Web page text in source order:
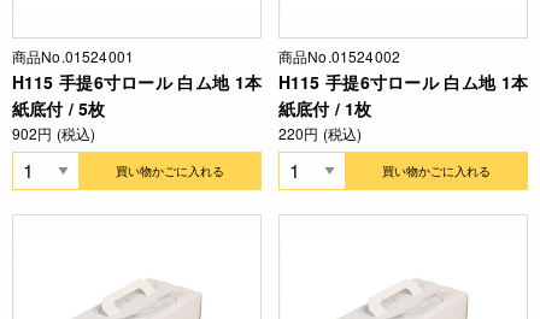
商品No.01524001
H115 手提6寸ロール 白ム地 1本
紙底付 / 5枚
902円 (税込)
買い物かごに入れる
商品No.01524002
H115 手提6寸ロール 白ム地 1本
紙底付 / 1枚
220円 (税込)
買い物かごに入れる